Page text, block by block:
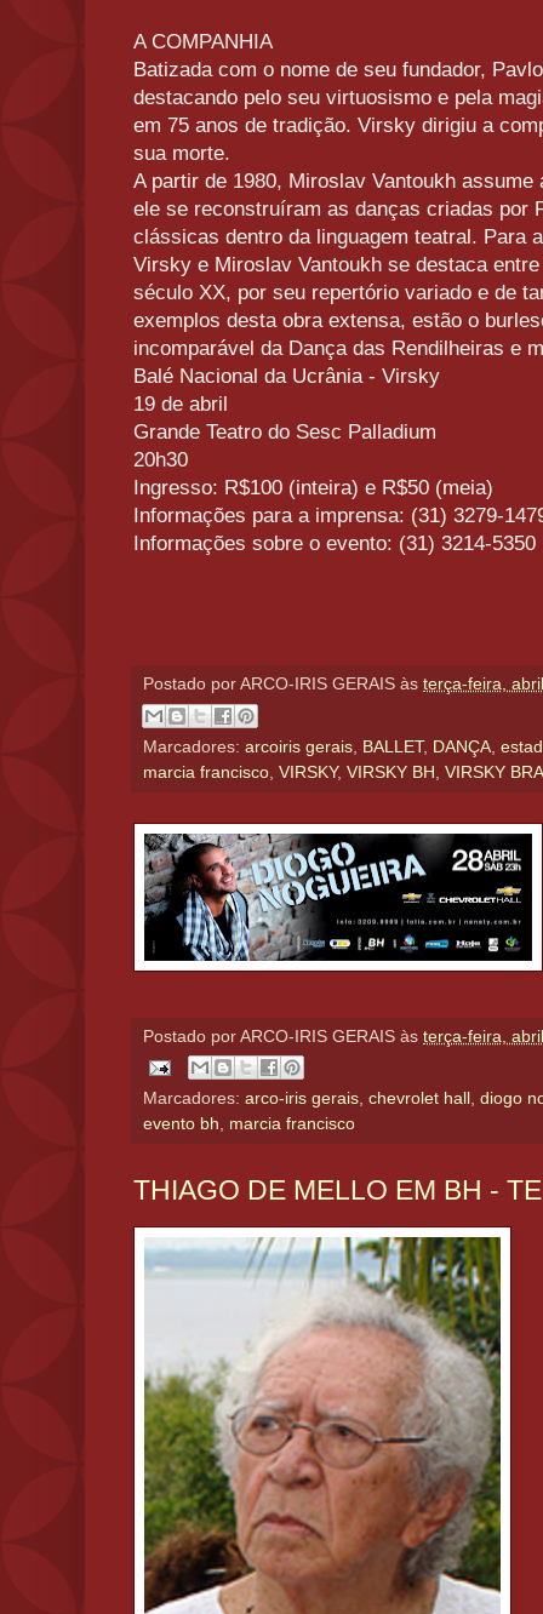
A COMPANHIA
Batizada com o nome de seu fundador,
destacando pelo seu virtuosismo e pela
em 75 anos de tradição. Virsky dirigiu a
sua morte.
A partir de 1980, Miroslav Vantoukh
ele se reconstruíram as danças criadas por
clássicas dentro da linguagem teatral. Para
Virsky e Miroslav Vantoukh se destaca
século XX, por seu repertório variado e de
exemplos desta obra extensa, estão o
incomparável da Dança das Rendilheiras e
Balé Nacional da Ucrânia - Virsky
19 de abril
Grande Teatro do Sesc Palladium
20h30
Ingresso: R$100 (inteira) e R$50 (meia)
Informações para a imprensa: (31) 3279-
Informações sobre o evento: (31) 3214-5350
Postado por ARCO-IRIS GERAIS às terça-feira,
Marcadores: arcoiris gerais BALLET, DANÇA
marcia francisco VIRSKY, VIRSKY BH VIRSKY
Postado por ARCO-IRIS GERAIS às terça-feira,
Marcadores: arco-iris gerais, chevrolet hall , diogo
evento bh, marcia francisco
THIAGO DE MELLO EM BH -